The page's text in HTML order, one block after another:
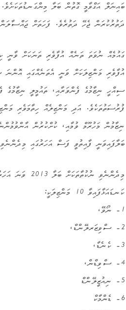
ބައިނަލް އަގްވާމީ ގޮތުން ބަލާ
ދަތުރުކުރަން ޖެހޭ ދަތުރެވެ. ފަހަތަށް
ގައުމެއް ނުވަތަ ތަނެއް އުފާވެރި ތަނަކަށް ވާނީ
އުފާވެރި މަންޒިލަކަށް ވަނީ އެތަނެއްގައި
ސިއްހީ ނިޒާމުގެ ފެންވަރާއި، ތައުމީލީ
ފުރުސަތުތަކެވެ. އަދި މަންޒިލެއް ހިތާމަވެރި
ނިޒާމުން މަހުރޫމް ވުމާއި، ކުށްކުރުން
ބަލާފައިވަނީ ފާއިތުވީ ފަސް އަހަރުގައި
މިދެންނެވި
ކަނޑައަޅާފައިވާ 10 މަންޒިލަކީ:
1- ނޯވޭ،
2- ސްވިޒަރލޭންޑް،
3- ކެނެޑާ،
4- ސްވިޑްން،
5- ނިއުޒީލޭންޑް
6- ޑެންމާކް